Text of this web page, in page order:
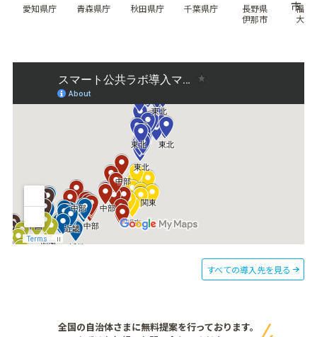
愛知県庁 青森県庁 秋田県庁 千葉県庁
長野県
伊那市
福岡
大川
すべての導入先を見る
全国の自治体さまに無料提案を行っております。